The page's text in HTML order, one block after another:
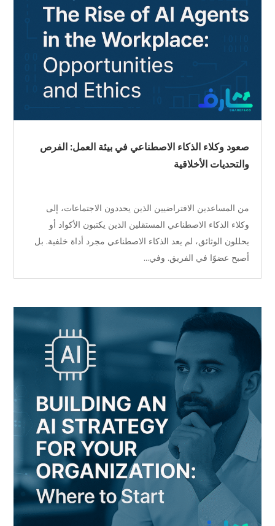
صعود وكلاء الذكاء الاصطناعي في بيئة العمل: الفرص
والتحديات الأخلاقية
من المساعدين الافتراضيين الذين يحددون الاجتماعات، إلى
وكلاء الذكاء الاصطناعي المستقلين الذين يكتبون الأكواد أو
يحللون الوثائق، لم يعد الذكاء الاصطناعي مجرد أداة خلفية. بل
أصبح عضوًا في الفريق. وفي...